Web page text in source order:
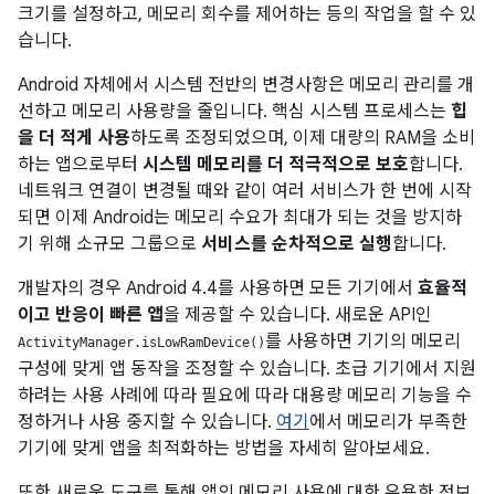
크기를 설정하고, 메모리 회수를 제어하는 등의 작업을 할 수 있
습니다.
Android 자체에서 시스템 전반의 변경사항은 메모리 관리를 개
선하고 메모리 사용량을 줄입니다. 핵심 시스템 프로세스는 힙
을 더 적게 사용하도록 조정되었으며, 이제 대량의 RAM을 소비
하는 앱으로부터 시스템 메모리를 더 적극적으로 보호합니다.
네트워크 연결이 변경될 때와 같이 여러 서비스가 한 번에 시작
되면 이제 Android는 메모리 수요가 최대가 되는 것을 방지하
기 위해 소규모 그룹으로 서비스를 순차적으로 실행합니다.
개발자의 경우 Android 4.4를 사용하면 모든 기기에서 효율적
이고 반응이 빠른 앱을 제공할 수 있습니다. 새로운 API인
ActivityManager.isLowRamDevice()를 사용하면 기기의 메모리
구성에 맞게 앱 동작을 조정할 수 있습니다. 초급 기기에서 지원
하려는 사용 사례에 따라 필요에 따라 대용량 메모리 기능을 수
정하거나 사용 중지할 수 있습니다. 여기 에서 메모리가 부족한
기기에 맞게 앱을 최적화하는 방법을 자세히 알아보세요.